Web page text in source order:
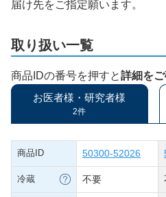
届け先をご指定願います。
取り扱い一覧
商品IDの番号を押すと詳細を
お医者様・研究者様
2件
商品ID 50300-52026
冷蔵 不要